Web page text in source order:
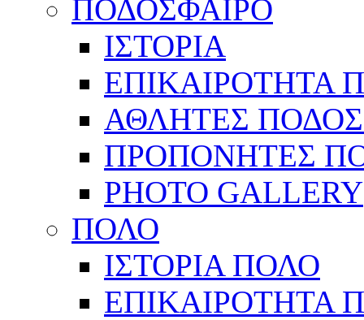
ΠΟΔΟΣΦΑΙΡΟ
ΙΣΤΟΡΙΑ
ΕΠΙΚΑΙΡΟΤΗΤΑ
ΑΘΛΗΤΕΣ
ΠΡΟΠΟΝΗΤΕΣ
PHOTO GALLERY
ΠΟΛΟ
ΙΣΤΟΡΙΑ ΠΟΛΟ
ΕΠΙΚΑΙΡΟΤΗΤΑ